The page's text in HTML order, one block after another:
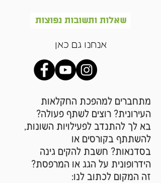
שאלות ותשובות נפוצות
אנחנו גם כאן
מתחברים למהפכת החקלאות
העירונית? רוצים לשתף פעולה?
בא לך להתנדב לפעילויות השונות,
להשתתף בקורסים או
בסדנאות? חשבת להקים גינה
הידרופונית על הגג או המרפסת?
זה המקום לכתוב לנו: